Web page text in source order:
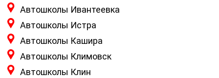
Автошколы Ивантеевка
Автошколы Истра
Автошколы Кашира
Автошколы Климовск
Автошколы Клин